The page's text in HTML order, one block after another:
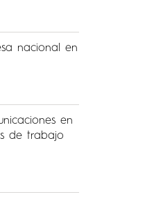
nacional en
en
de trabajo